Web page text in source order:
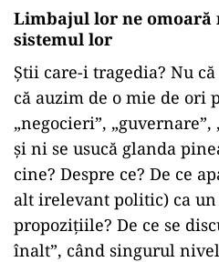
Limbajul lor ne omoară
sistemul lor
Știi care-i tragedia? Nu
că auzim de o mie de ori
„negocieri”,
și ni se usucă glanda
cine? Despre ce? De ce
alt irelevant politic) ca
propozițiile? De ce se
înalt”, când singurul